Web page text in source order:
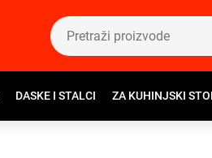
DASKE I STALCI ZA KUHINJSKI